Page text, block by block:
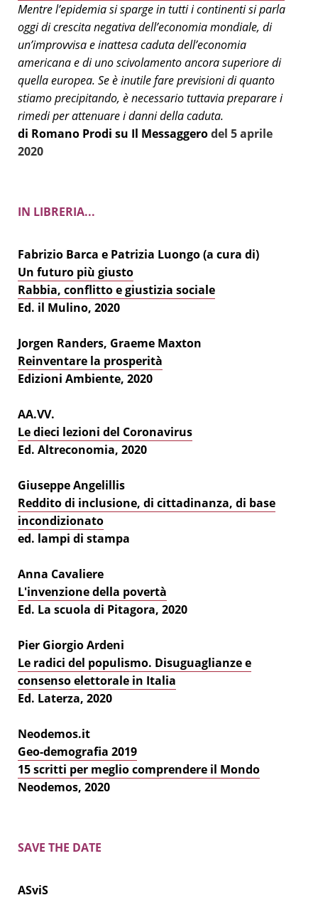
Mentre l’epidemia si sparge in tutti i continenti si parla
oggi di crescita negativa dell’economia mondiale, di
un’improvvisa e inattesa caduta dell’economia
americana e di uno scivolamento ancora superiore di
quella europea. Se è inutile fare previsioni di quanto
stiamo precipitando, è necessario tuttavia preparare i
rimedi per attenuare i danni della caduta.
di Romano Prodi su Il Messaggerodel 5 aprile
2020
IN LIBRERIA...
Fabrizio Barca e Patrizia Luongo (a cura di)
Un futuro più giusto
Rabbia, conflitto e giustizia sociale
Ed. il Mulino, 2020
Jorgen Randers, Graeme Maxton
Reinventare la prosperità
Edizioni Ambiente, 2020
AA.VV.
Le dieci lezioni del Coronavirus
Ed. Altreconomia, 2020
Giuseppe Angelillis
Reddito di inclusione, di cittadinanza, di base
incondizionato
ed. lampi di stampa
Anna Cavaliere
L'invenzione della povertà
Ed. La scuola di Pitagora, 2020
Pier Giorgio Ardeni
Le radici del populismo. Disuguaglianze e
consenso elettorale in Italia
Ed. Laterza, 2020
Neodemos.it
Geo-demografia 2019
15 scritti per meglio comprendere il Mondo
Neodemos, 2020
SAVE THE DATE
ASviS